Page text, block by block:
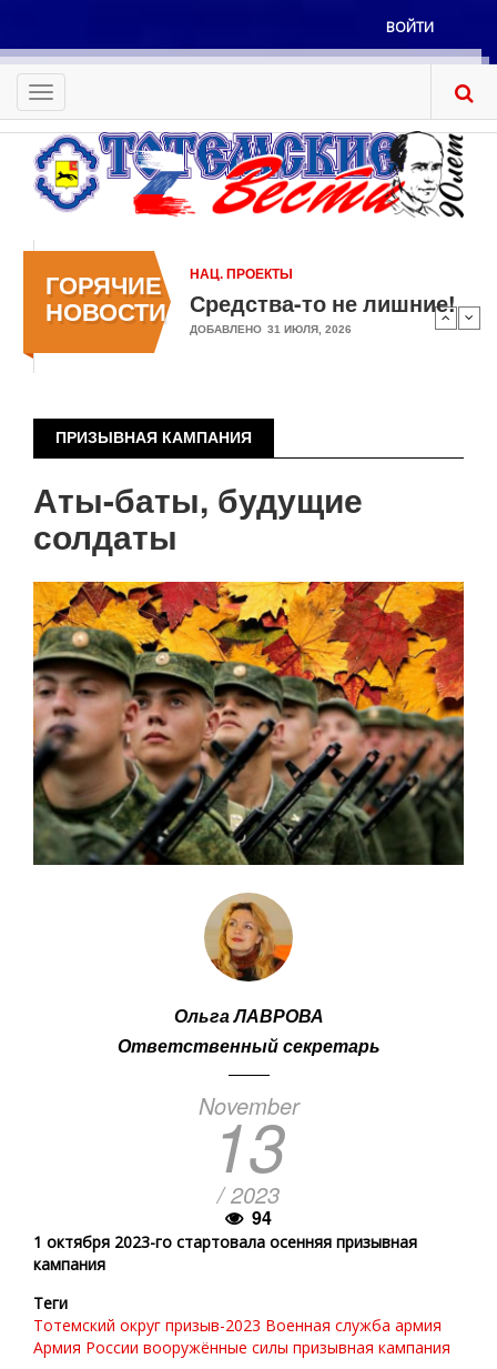
основному
содержанию
Меню
учётной
записи
пользователя
ВОЙТИ
Toggle
navigation
ГОРЯЧИЕ
НОВОСТИ
НАЦ. ПРОЕКТЫ
Средства-то не лишние!
ДОБАВЛЕНО 31 ИЮЛЯ, 2026
ПРИЗЫВНАЯ КАМПАНИЯ
Аты-баты, будущие
солдаты
Ольга ЛАВРОВА
Ответственный секретарь
November
13
/ 2023
94
1 октября 2023-го стартовала осенняя призывная
кампания
Теги
Тотемский округ призыв-2023 Военная служба армия
Армия России вооружённые силы призывная кампания